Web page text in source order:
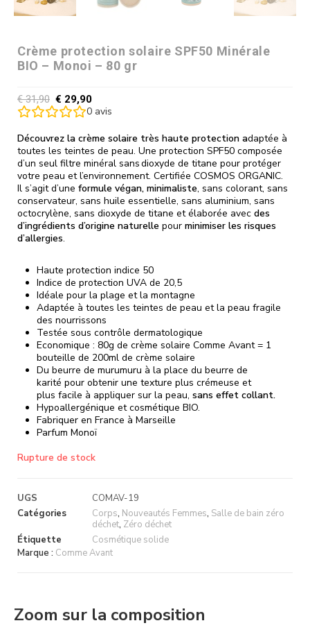
Crème protection solaire SPF50 Minérale
BIO – Monoi – 80 gr
€31,90 € 29,90
0 avis
Découvrez la crème solaire très haute protection adaptée à
toutes les teintes de peau. Une protection SPF50 composée
d’un seul filtre minéral sans dioxyde de titane pour protéger
votre peau et l’environnement. Certifiée COSMOS ORGANIC.
Il s’agit d’une formule végan, minimaliste, sans colorant, sans
conservateur, sans huile essentielle, sans aluminium, sans
octocrylène, sans dioxyde de titane et élaborée avec des
d’ingrédients d’origine naturelle pour minimiser les risques
d’allergies.
Haute protection indice 50
Indice de protection UVA de 20,5
Idéale pour la plage et la montagne
Adaptée à toutes les teintes de peau et la peau fragile
des nourrissons
Testée sous contrôle dermatologique
Economique : 80g de crème solaire Comme Avant = 1
bouteille de 200ml de crème solaire
Du beurre de murumuru à la place du beurre de
karité pour obtenir une texture plus crémeuse et
plus facile à appliquer sur la peau, sans effet collant.
Hypoallergénique et cosmétique BIO.
Fabriquer en France à Marseille
Parfum Monoï
Rupture de stock
UGS
COMAV-19
Catégories
Corps, Nouveautés Femmes, Salle de bain zéro
déchet, Zéro déchet
Étiquette
Cosmétique solide
Marque : Comme Avant
Zoom sur la composition